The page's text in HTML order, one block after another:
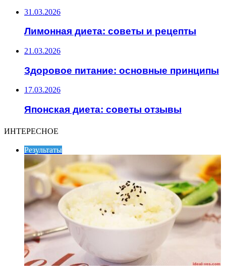
31.03.2026
Лимонная диета: советы и рецепты
21.03.2026
Здоровое питание: основные принципы
17.03.2026
Японская диета: советы отзывы
ИНТЕРЕСНОЕ
Результаты